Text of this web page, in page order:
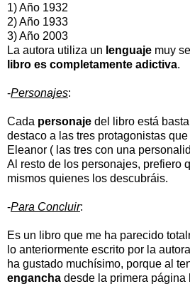
1) Año 1932
2) Año 1933
3) Año 2003
La autora utiliza un lenguaje muy
libro es completamente adictiva.
-Personajes:
Cada personaje del libro está
destaco a las tres protagonistas
Eleanor ( las tres con una
Al resto de los personajes, prefiero
mismos quienes los descubráis.
-Para Concluir:
Es un libro que me ha parecido
lo anteriormente escrito por la
ha gustado muchísimo, porque al
engancha desde la primera página